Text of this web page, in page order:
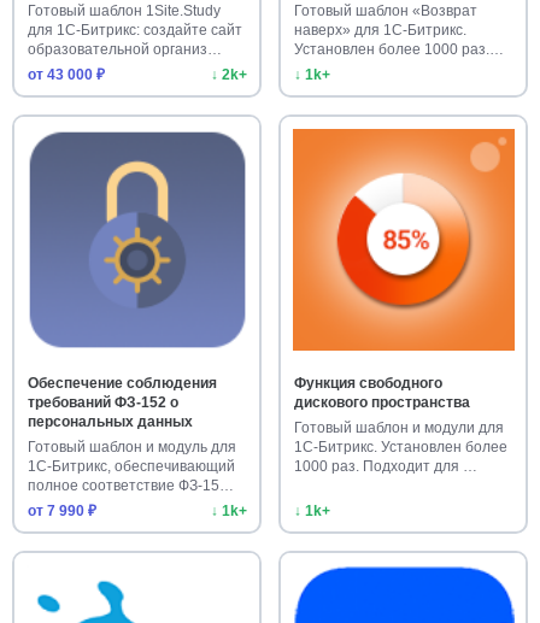
Готовый шаблон 1Site.Study
для 1С-Битрикс: создайте сайт
образовательной организ…
от 43 000 ₽
↓ 2k+
Готовый шаблон «Возврат
наверх» для 1С-Битрикс.
Установлен более 1000 раз.
Улучш…
↓ 1k+
Обеспечение соблюдения
требований ФЗ-152 о
персональных данных
Готовый шаблон и модуль для
1С-Битрикс, обеспечивающий
полное соответствие ФЗ-15…
от 7 990 ₽
↓ 1k+
Функция свободного
дискового пространства
Готовый шаблон и модули для
1С-Битрикс. Установлен более
1000 раз. Подходит для …
↓ 1k+